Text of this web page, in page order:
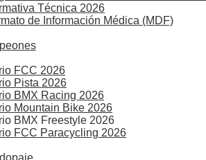
Técnica 2026
de Información Médica (MDF)
FCC 2026
Pista 2026
BMX Racing 2026
Mountain Bike 2026
BMX Freestyle 2026
FCC Paracycling 2026